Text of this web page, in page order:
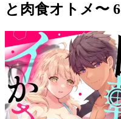
と肉食オトメ〜 6